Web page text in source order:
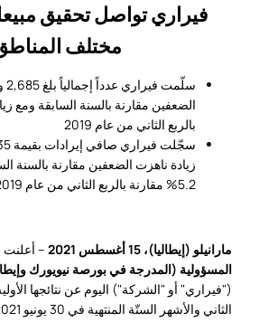
فيراري تواصل تحقيق
مختلف
بالربع الثاني من عام 2019
زيادة ناهزت الضعفين مقارنة بالسنة
5.2% مقارنة بالربع الثاني من عام 2019%
مارانيلو (إيطاليا)، 15 أغسطس 2021 –
المسؤولية (المدرجة في بورصة نيويورك
الثاني والأشهر الستّة المنتهية في 30 يونيو 2021.